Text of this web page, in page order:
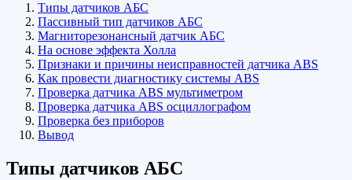
Типы датчиков АБС
Пассивный тип датчиков АБС
Магниторезонансный датчик АБС
На основе эффекта Холла
Признаки и причины неисправностей датчика ABS
Как провести диагностику системы ABS
Проверка датчика ABS мультиметром
Проверка датчика ABS осциллографом
Проверка без приборов
Вывод
Типы датчиков АБС